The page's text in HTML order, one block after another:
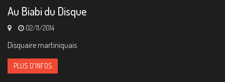
Au Biabi du Disque
02/11/2014
Disquaire martiniquais
PLUS D'INFOS